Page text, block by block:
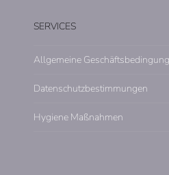
SERVICES
Allgemeine
Datenschutzbestimmungen
Hygiene Maßnahmen